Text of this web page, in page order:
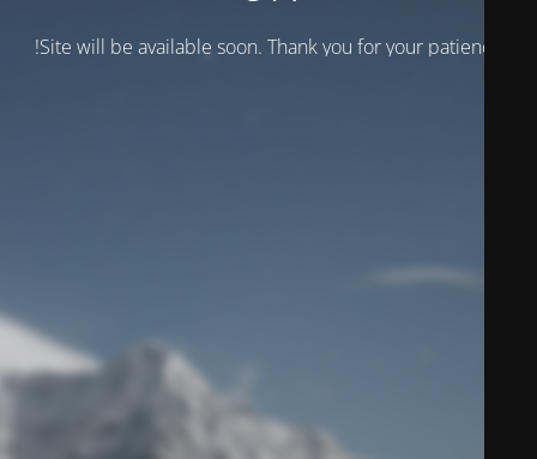
Site will be available soon. Thank you for your patience!